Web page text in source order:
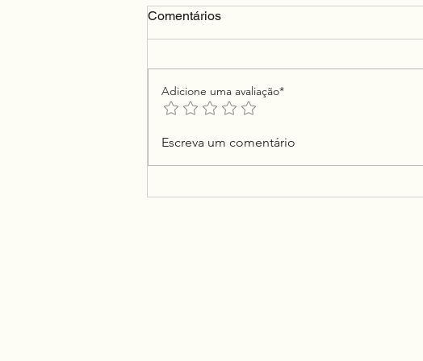
O Primeiro Leitor
Comentários
Adicione uma avaliação*
Escreva um comentário